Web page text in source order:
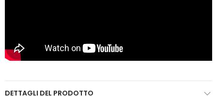
DETTAGLI DEL PRODOTTO